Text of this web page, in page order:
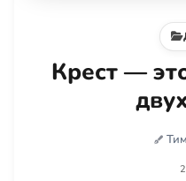
Крест —